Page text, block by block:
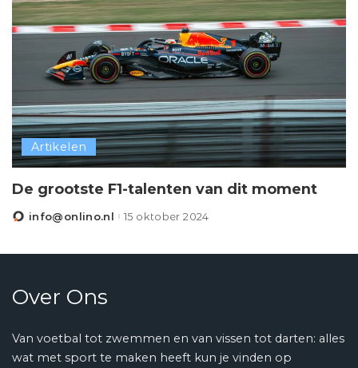
Artikelen
De grootste F1-talenten van dit moment
Posted
info@onlino.nl 15 oktober 2024
Over Ons
Van voetbal tot zwemmen en van vissen tot darten: alles
wat met sport te maken heeft kun je vinden op